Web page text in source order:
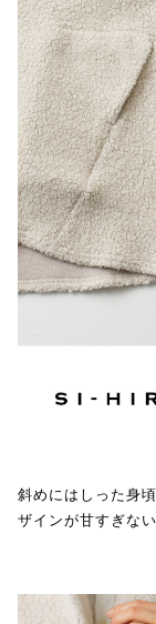
斜めにはしった身
ザインが甘すぎな